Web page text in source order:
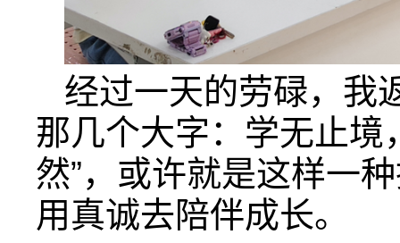
经过一天的劳碌，我
那几个大字：学无止境
然”，或许就是这样一
用真诚去陪伴成长。